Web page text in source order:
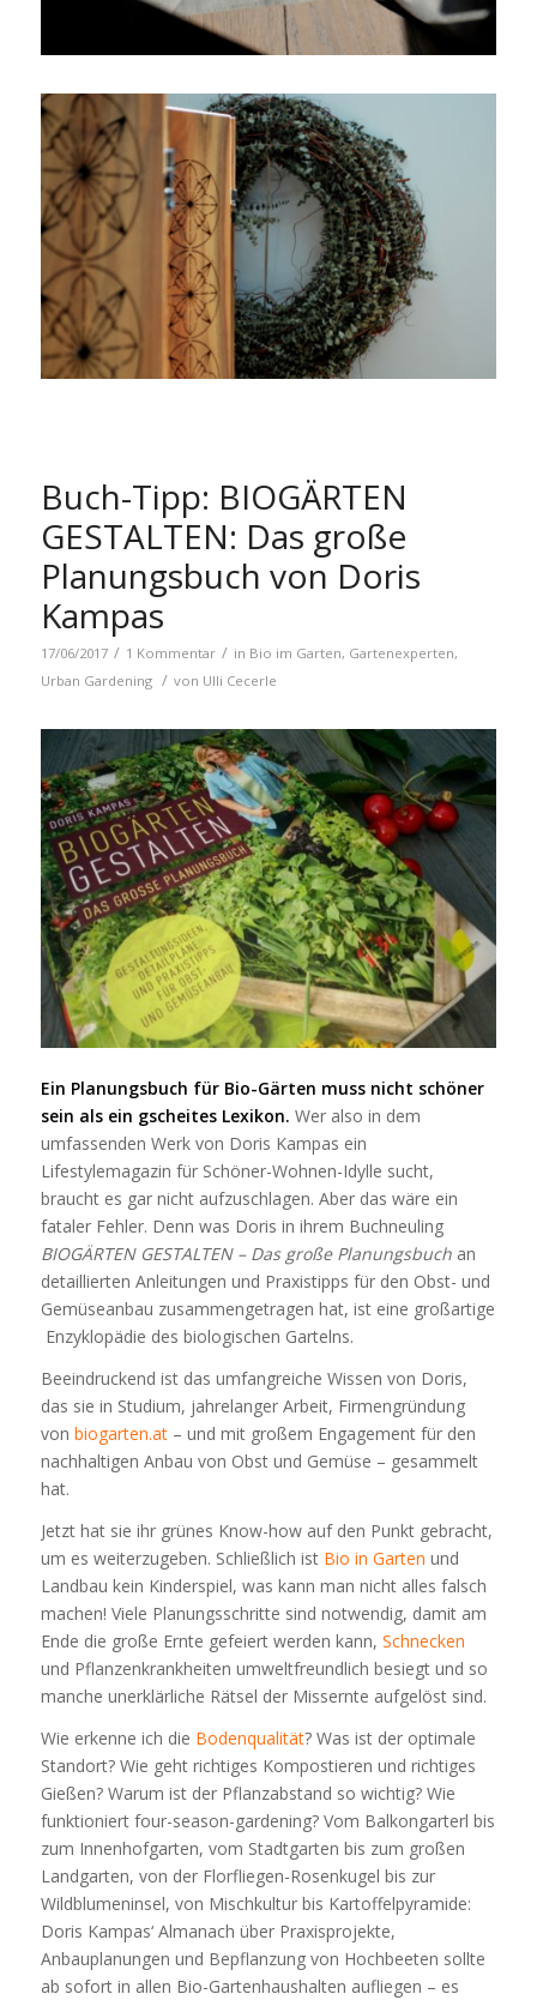
Buch-Tipp: BIOGÄRTEN
GESTALTEN: Das große
Planungsbuch von Doris
Kampas
17/06/2017 / 1 Kommentar / in Bio im Garten, Gartenexperten,
Urban Gardening / von Ulli Cecerle
Ein Planungsbuch für Bio-Gärten muss nicht schöner
sein als ein gscheites Lexikon. Wer also in dem
umfassenden Werk von Doris Kampas ein
Lifestylemagazin für Schöner-Wohnen-Idylle sucht,
braucht es gar nicht aufzuschlagen. Aber das wäre ein
fataler Fehler. Denn was Doris in ihrem Buchneuling
BIOGÄRTEN GESTALTEN – Das große Planungsbuchan
detaillierten Anleitungen und Praxistipps für den Obst- und
Gemüseanbau zusammengetragen hat, ist eine großartige
Enzyklopädie des biologischen Gartelns.
Beeindruckend ist das umfangreiche Wissen von Doris,
das sie in Studium, jahrelanger Arbeit, Firmengründung
von biogarten.at– und mit großem Engagement für den
nachhaltigen Anbau von Obst und Gemüse – gesammelt
hat.
Jetzt hat sie ihr grünes Know-how auf den Punkt gebracht,
um es weiterzugeben. Schließlich ist Bio in Garten und
Landbau kein Kinderspiel, was kann man nicht alles falsch
machen! Viele Planungsschritte sind notwendig, damit am
Ende die große Ernte gefeiert werden kann, Schnecken
und Pflanzenkrankheiten umweltfreundlich besiegt und so
manche unerklärliche Rätsel der Missernte aufgelöst sind.
Wie erkenne ich die Bodenqualität? Was ist der optimale
Standort? Wie geht richtiges Kompostieren und richtiges
Gießen? Warum ist der Pflanzabstand so wichtig? Wie
funktioniert four-season-gardening? Vom Balkongarterl bis
zum Innenhofgarten, vom Stadtgarten bis zum großen
Landgarten, von der Florfliegen-Rosenkugel bis zur
Wildblumeninsel, von Mischkultur bis Kartoffelpyramide:
Doris Kampas‘ Almanach über Praxisprojekte,
Anbauplanungen und Bepflanzung von Hochbeeten sollte
ab sofort in allen Bio-Gartenhaushalten aufliegen – es